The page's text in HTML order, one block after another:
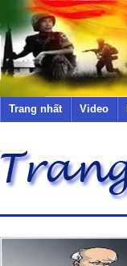
Trang nhất Video